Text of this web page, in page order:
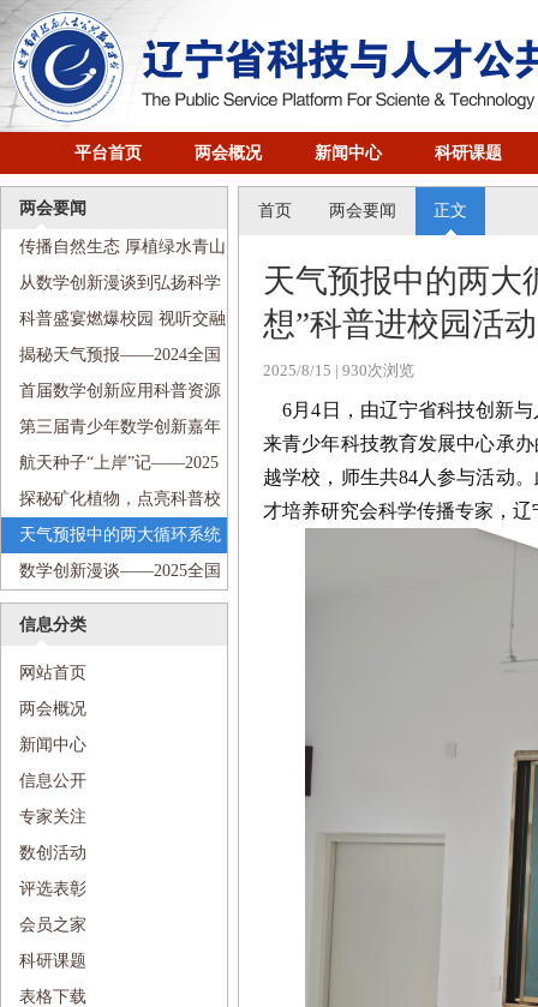
平台首页 两会概况 新闻中心 科研课题
两会要闻
传播自然生态 厚植绿水青山
——2024全国科普日活动走进
沈阳铁路第五小学
从数学创新漫谈到弘扬科学
家精神——2024全国科普日活
动走进南京九校
科普盛宴燃爆校园 视听交融
畅游科技——2024全国科普日
活动走进河北街第二小学
揭秘天气预报——2024全国
科普日活动走进文艺二校新宁
小学
首届数学创新应用科普资源
创作展示交流活动顺利举行
第三届青少年数学创新嘉年
华盛大启幕
航天种子“上岸”记——2025
全国科技周“传递科学梦想”科
普进校园活动走进珠江街第五
小学
探秘矿化植物，点亮科普校
园——2025全国科技周“传递科
学梦想”科普进校园活动走进沈
阳市第七中学
天气预报中的两大循环系统
——2025全国科技周“传递科学
梦想”科普进校园活动走进沈阳
数学创新漫谈——2025全国
科技周“传递科学梦想”科普进
第一小学
信息分类
网站首页
两会概况
新闻中心
信息公开
专家关注
数创活动
评选表彰
会员之家
科研课题
表格下载
首页 两会要闻 正文
天气预报中的两
想”科普进校园活
2025/8/15 | 930次浏览
6月4日，由辽宁省科技创新与
来青少年科技教育发展中心承
越学校，师生共84人参与活动
才培养研究会科学传播专家，